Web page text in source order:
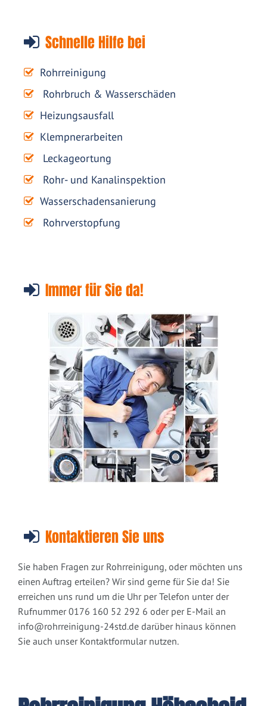
Schnelle Hilfe bei
Rohrreinigung
Rohrbruch & Wasserschäden
Heizungsausfall
Klempnerarbeiten
Leckageortung
Rohr- und Kanalinspektion
Wasserschadensanierung
Rohrverstopfung
Immer für Sie da!
Kontaktieren Sie uns
Sie haben Fragen zur Rohrreinigung, oder möchten uns
einen Auftrag erteilen? Wir sind gerne für Sie da! Sie
erreichen uns rund um die Uhr per Telefon unter der
Rufnummer 0176 160 52 292 6 oder per E-Mail an
info@rohrreinigung-24std.de darüber hinaus können
Sie auch unser Kontaktformular nutzen.